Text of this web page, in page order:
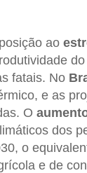
ao
fatais. No
e as
O
dos
o
e de